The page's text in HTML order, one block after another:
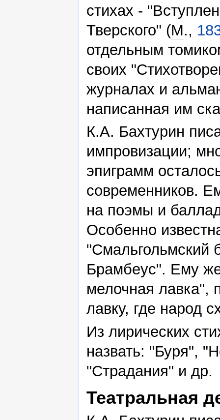
стихах -
Тверского" (М.,
отдельным
своих
журналах и
написанная им
К.А. Бахтурин
импровизации;
эпиграмм
современников.
на поэмы и
Особенно
"Смальгольмский
Брамбеус". Ему
мелочная
лавку, где народ
Из лирических
назвать: "Буря",
"Страдания" и др.
Театральная